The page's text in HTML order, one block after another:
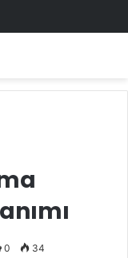
0 34